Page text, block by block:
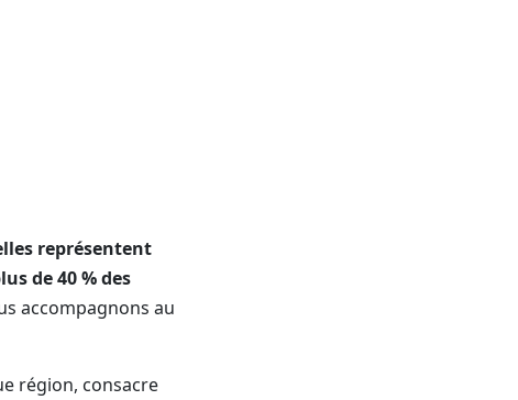
représentent
de 40 % des
accompagnons au
région, consacre